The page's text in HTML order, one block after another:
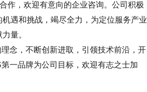
作，欢迎有意向的企业咨询。公司积极
遇和挑战，竭尽全力，为定位服务产业
量。
念，不断创新进取，引领技术前沿，开
一品牌为公司目标，欢迎有志之士加